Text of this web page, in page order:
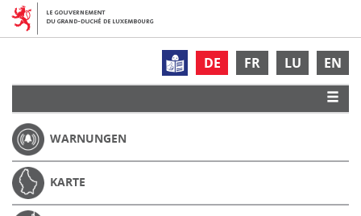
DE FR LU EN
WARNUNGEN
KARTE